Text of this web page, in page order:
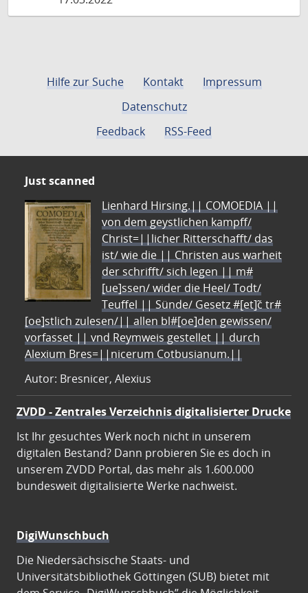
Hilfe zur Suche Kontakt
Impressum
Datenschutz
Feedback
RSS-Feed
Just scanned
Lienhard Hirsing.|| COMOEDIA ||
von dem geystlichen kampff/
Christ=||licher Ritterschafft/ das
ist/ wie die || Christen aus warheit
der schrifft/ sich legen || m#
[ue]ssen/ wider die Heel/ Todt/
Teuffel || Sünde/ Gesetz #[et]c̃ tr#
[oe]stlich zulesen/|| allen bl#[oe]den gewissen/
vorfasset || vnd Reymweis gestellet || durch
Alexium Bres=||nicerum Cotbusianum.||
Autor: Bresnicer, Alexius
ZVDD - Zentrales Verzeichnis digitalisierter Drucke
Ist Ihr gesuchtes Werk noch nicht in unserem
digitalen Bestand? Dann probieren Sie es doch in
unserem ZVDD Portal, das mehr als 1.600.000
bundesweit digitalisierte Werke nachweist.
DigiWunschbuch
Die Niedersächsische Staats- und
Universitätsbibliothek Göttingen (SUB) bietet mit